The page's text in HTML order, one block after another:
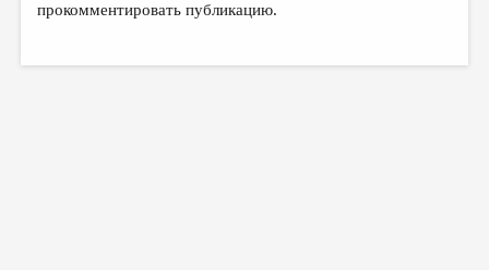
КУЛЬТУРОВЕДЕНИЕ
ПУБЛИЦИСТИКА
прокомментировать публикацию.